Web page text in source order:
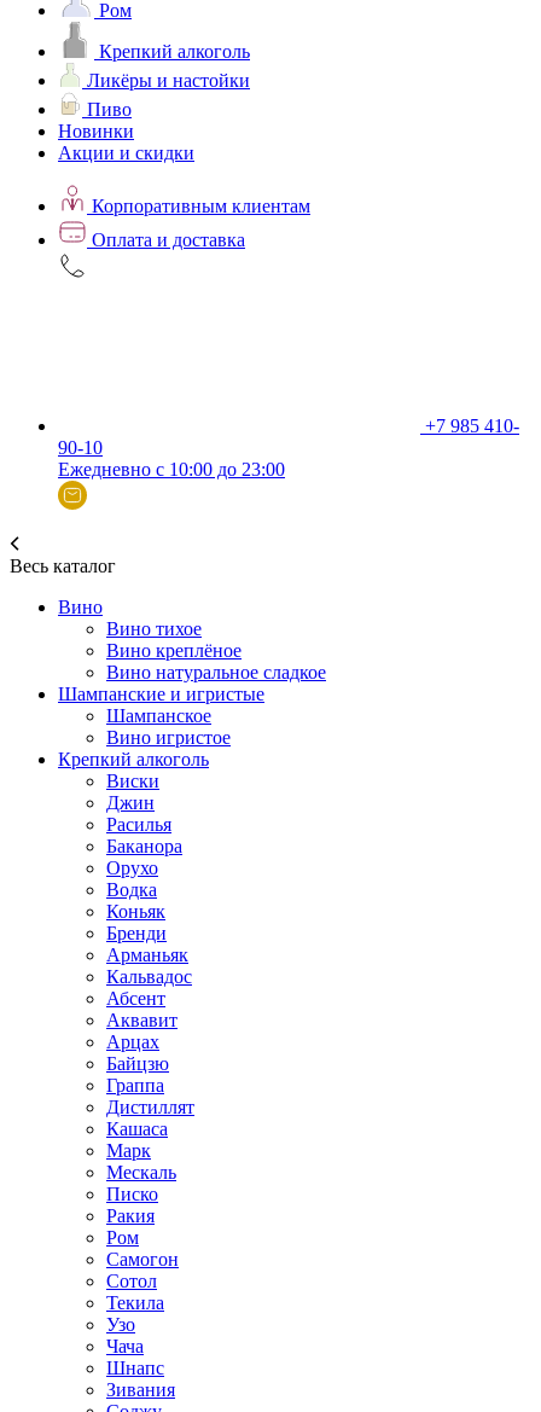
Ром
Крепкий алкоголь
Ликёры и настойки
Пиво
Новинки
Акции и скидки
Корпоративным клиентам
Оплата и доставка
+7 985 410-
90-10
Ежедневно с 10:00 до 23:00
Весь каталог
Вино
Вино тихое
Вино креплёное
Вино натуральное сладкое
Шампанские и игристые
Шампанское
Вино игристое
Крепкий алкоголь
Виски
Джин
Расилья
Баканора
Орухо
Водка
Коньяк
Бренди
Арманьяк
Кальвадос
Абсент
Аквавит
Арцах
Байцзю
Граппа
Дистиллят
Кашаса
Марк
Мескаль
Писко
Ракия
Ром
Самогон
Сотол
Текила
Узо
Чача
Шнапс
Зивания